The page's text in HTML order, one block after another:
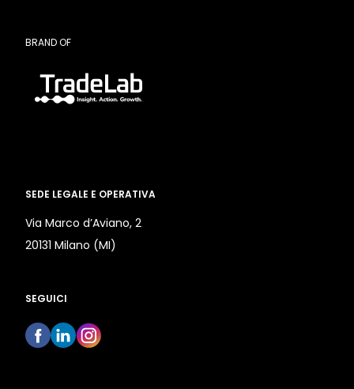
BRAND OF
SEDE LEGALE E OPERATIVA
Via Marco d’Aviano, 2
20131 Milano (MI)
SEGUICI